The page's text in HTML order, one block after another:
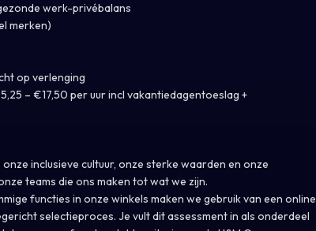
werk-privébalans
merken)
op verlenging
– €17,50 per uur incl vakantiedagentoeslag +
inclusieve cultuur, onze sterke waarden en onze
teams die ons maken tot wat we zijn.
functies in onze winkels maken we gebruik van een online
selectieproces. Je vult dit assessment in als onderdeel